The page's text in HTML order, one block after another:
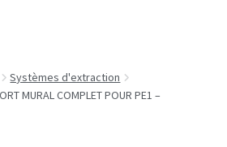
Systèmes d'extraction
MURAL COMPLET POUR PE1 –